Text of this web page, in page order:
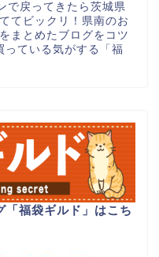
で戻ってきたら茨城県
てビックリ！県南のお
まとめたブログをコツ
っている気がする「福
「福袋ギルド」はこち